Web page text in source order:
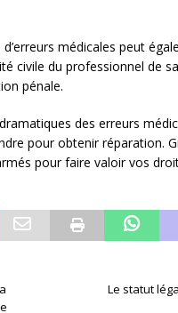
médicales peut
civile du professionnel de
pénale.
des erreurs
pour obtenir réparation.
pour faire valoir vos
Le statut